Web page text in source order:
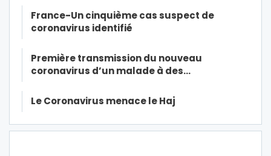
France-Un cinquième cas suspect de
coronavirus identifié
Première transmission du nouveau
coronavirus d’un malade à des…
Le Coronavirus menace le Haj